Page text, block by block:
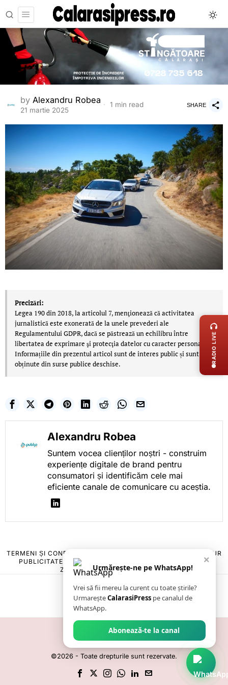
by Alexandru Robea
21 martie 2025
1 min read SHARE
Precizări:
Legea 190 din 2018, la articolul 7, menţionează că activitatea
jurnalistică este exonerată de la unele prevederi ale
Regulamentului GDPR, dacă se păstrează un echilibru între
libertatea de exprimare şi protecţia datelor cu caracter personal.
Informațiile din prezentul articol sunt de interes public și sunt
obținute din surse publice deschise.
Alexandru Robea
Suntem vocea clienților noștri - construim
experiențe digitale de brand pentru
consumatori și identificăm cele mai
eficiente canale de comunicare cu aceștia.
TERMENI ȘI CONDIȚII
POLITICA DE ANULARE & RETUR
PUBLICITATE ONLINE & TIPĂRITĂ
CONTACT
ZIARUL ANUNȚUL CĂLĂRĂȘEAN
©2026 - Toate drepturile sunt rezervate.
×
Urmărește-ne pe WhatsApp!
Vrei să fii mereu la curent cu toate știrile?
UrmareșteCalarasiPress pe canalul de
WhatsApp.
Abonează-te la canal
RADIO LIVE